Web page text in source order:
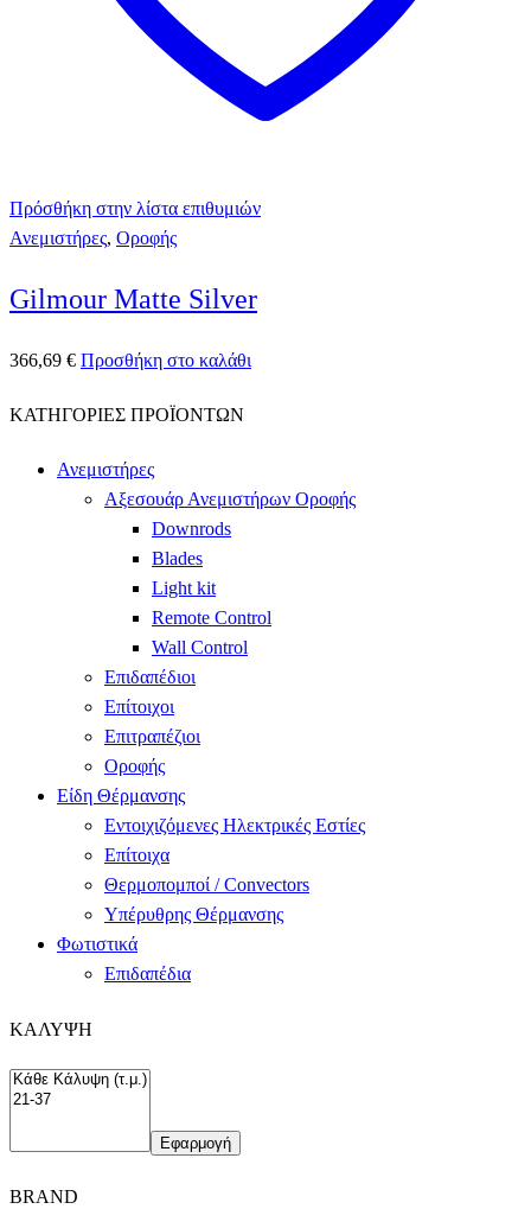
Πρόσθήκη στην λίστα επιθυμιών
Ανεμιστήρες, Οροφής
Gilmour Matte Silver
366,69 € Προσθήκη στο καλάθι
ΚΑΤΗΓΟΡΙΕΣ ΠΡΟΪΟΝΤΩΝ
Ανεμιστήρες
Αξεσουάρ Ανεμιστήρων Οροφής
Downrods
Blades
Light kit
Remote Control
Wall Control
Επιδαπέδιοι
Επίτοιχοι
Επιτραπέζιοι
Οροφής
Είδη Θέρμανσης
Εντοιχιζόμενες Ηλεκτρικές Εστίες
Επίτοιχα
Θερμοπομποί / Convectors
Υπέρυθρης Θέρμανσης
Φωτιστικά
Επιδαπέδια
ΚΑΛΥΨΗ
Εφαρμογή
BRAND